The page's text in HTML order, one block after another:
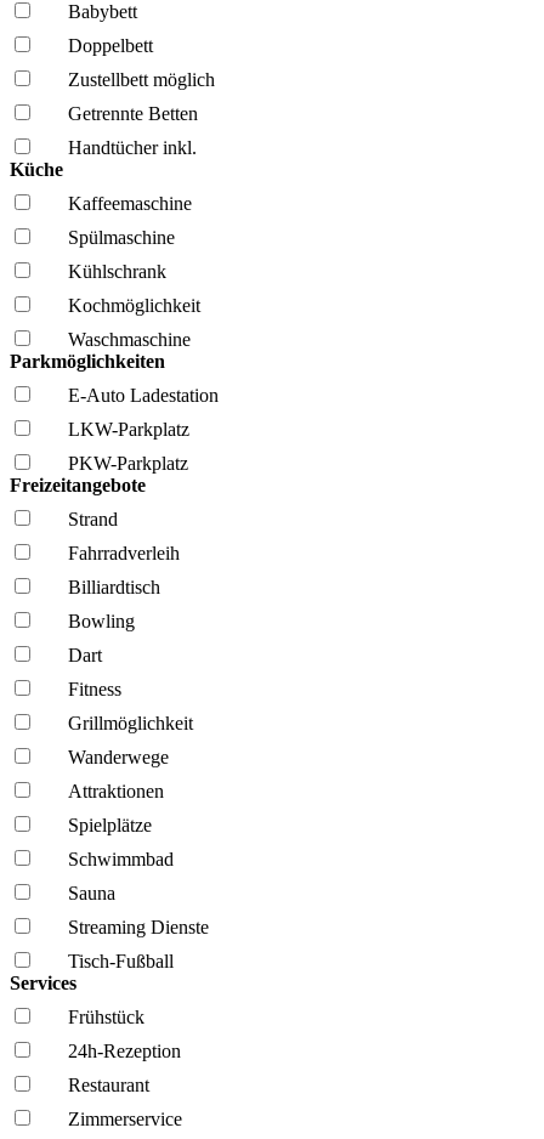
Babybett
Doppelbett
Zustellbett möglich
Getrennte Betten
Handtücher inkl.
Küche
Kaffee­maschine
Spül­maschine
Kühl­schrank
Kochmöglich­keit
Wasch­maschine
Parkmöglichkeiten
E-Auto Ladestation
LKW-Parkplatz
PKW-Parkplatz
Freizeitangebote
Strand
Fahrrad­verleih
Billiardtisch
Bowling
Dart
Fitness
Grillmöglich­keit
Wanderwege
Attraktionen
Spielplätze
Schwimmbad
Sauna
Streaming Dienste
Tisch-Fußball
Services
Frühstück
24h-Rezeption
Restaurant
Zimmerservice